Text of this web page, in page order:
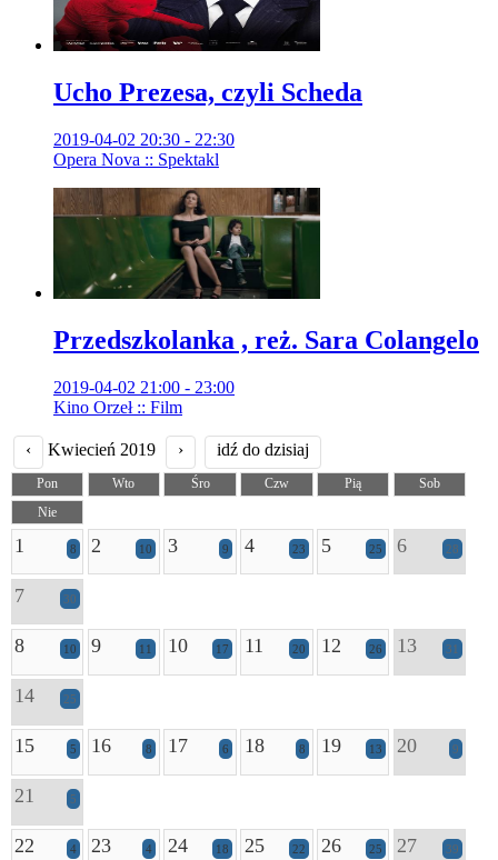
Ucho Prezesa, czyli Scheda
2019-04-02 20:30 - 22:30
Opera Nova :: Spektakl
Przedszkolanka , reż. Sara Colangelo
2019-04-02 21:00 - 23:00
Kino Orzeł :: Film
‹ Kwiecień 2019 › idź do dzisiaj
Pon Wto Śro Czw Pią
Sob
Nie
1 8 2 10 3 9 4 23 5 25 6 28
7 30
8 10 9 11 10 17 11 20 12 26 13 31
14 25
15 5 16 8 17 6 18 8 19 13 20 9
21 5
22 4 23 4 24 18 25 22 26 25 27 39